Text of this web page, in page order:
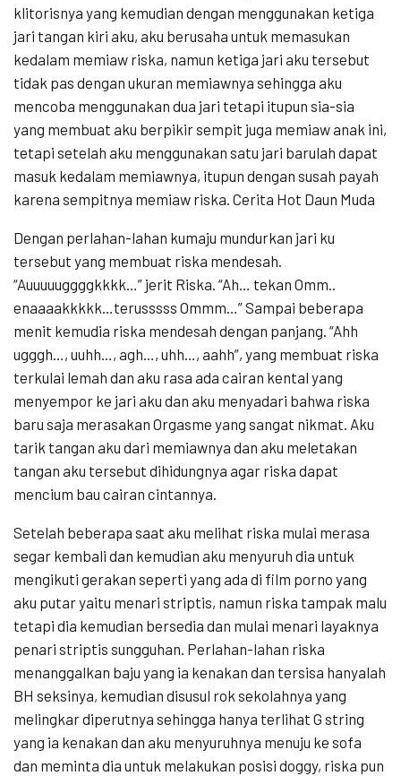
klitorisnya yang kemudian dengan menggunakan ketiga
jari tangan kiri aku, aku berusaha untuk memasukan
kedalam memiaw riska, namun ketiga jari aku tersebut
tidak pas dengan ukuran memiawnya sehingga aku
mencoba menggunakan dua jari tetapi itupun sia-sia
yang membuat aku berpikir sempit juga memiaw anak ini,
tetapi setelah aku menggunakan satu jari barulah dapat
masuk kedalam memiawnya, itupun dengan susah payah
karena sempitnya memiaw riska. Cerita Hot Daun Muda
Dengan perlahan-lahan kumaju mundurkan jari ku
tersebut yang membuat riska mendesah.
“Auuuuuggggkkkk…” jerit Riska. “Ah… tekan Omm..
enaaaakkkkk…terusssss Ommm…” Sampai beberapa
menit kemudia riska mendesah dengan panjang. “Ahh
ugggh…, uuhh…, agh…, uhh…, aahh”, yang membuat riska
terkulai lemah dan aku rasa ada cairan kental yang
menyempor ke jari aku dan aku menyadari bahwa riska
baru saja merasakan Orgasme yang sangat nikmat. Aku
tarik tangan aku dari memiawnya dan aku meletakan
tangan aku tersebut dihidungnya agar riska dapat
mencium bau cairan cintannya.
Setelah beberapa saat aku melihat riska mulai merasa
segar kembali dan kemudian aku menyuruh dia untuk
mengikuti gerakan seperti yang ada di film porno yang
aku putar yaitu menari striptis, namun riska tampak malu
tetapi dia kemudian bersedia dan mulai menari layaknya
penari striptis sungguhan. Perlahan-lahan riska
menanggalkan baju yang ia kenakan dan tersisa hanyalah
BH seksinya, kemudian disusul rok sekolahnya yang
melingkar diperutnya sehingga hanya terlihat G string
yang ia kenakan dan aku menyuruhnya menuju ke sofa
dan meminta dia untuk melakukan posisi doggy, riska pun